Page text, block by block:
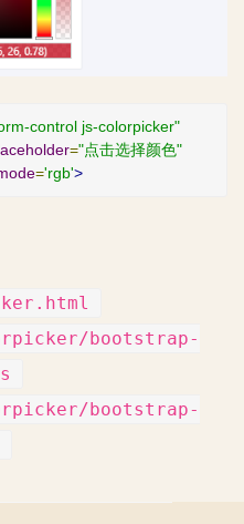
control js-colorpicker"
="点击选择颜色"
='rgb'>
bootstrap-
bootstrap-